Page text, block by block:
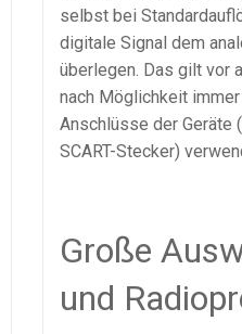
selbst bei
digitale Signal dem
überlegen. Das gilt vor
nach Möglichkeit
Anschlüsse der Geräte
SCART-Stecker)
Große
und